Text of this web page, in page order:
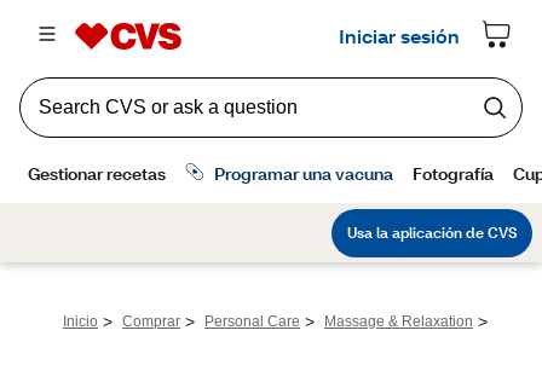
Inicio > Comprar > Personal Care > Massage & Relaxation >